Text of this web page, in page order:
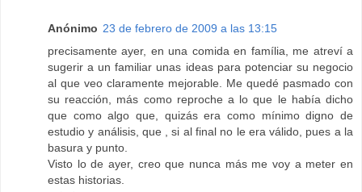
Anónimo 23 de febrero de 2009 a las 13:15
precisamente ayer, en una comida en família, me atreví a
sugerir a un familiar unas ideas para potenciar su negocio
al que veo claramente mejorable. Me quedé pasmado con
su reacción, más como reproche a lo que le había dicho
que como algo que, quizás era como mínimo digno de
estudio y análisis, que , si al final no le era válido, pues a la
basura y punto.
Visto lo de ayer, creo que nunca más me voy a meter en
estas historias.